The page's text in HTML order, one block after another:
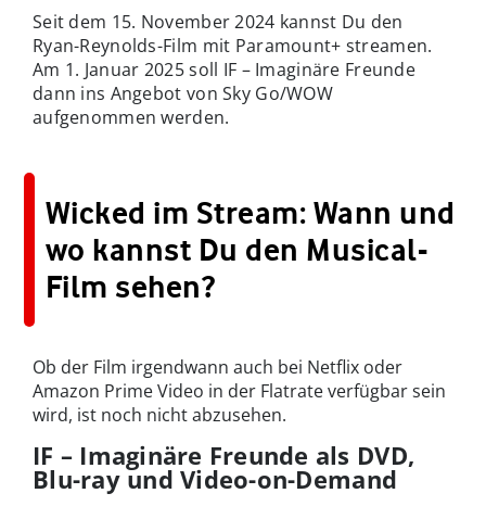
Seit dem 15. November 2024 kannst Du den
Ryan-Reynolds-Film mit Paramount+ streamen.
Am 1. Januar 2025 soll IF – Imaginäre Freunde
dann ins Angebot von Sky Go/WOW
aufgenommen werden.
Wicked im Stream: Wann und
wo kannst Du den Musical-
Film sehen?
Ob der Film irgendwann auch bei Netflix oder
Amazon Prime Video in der Flatrate verfügbar sein
wird, ist noch nicht abzusehen.
IF – Imaginäre Freunde als DVD,
Blu-ray und Video-on-Demand